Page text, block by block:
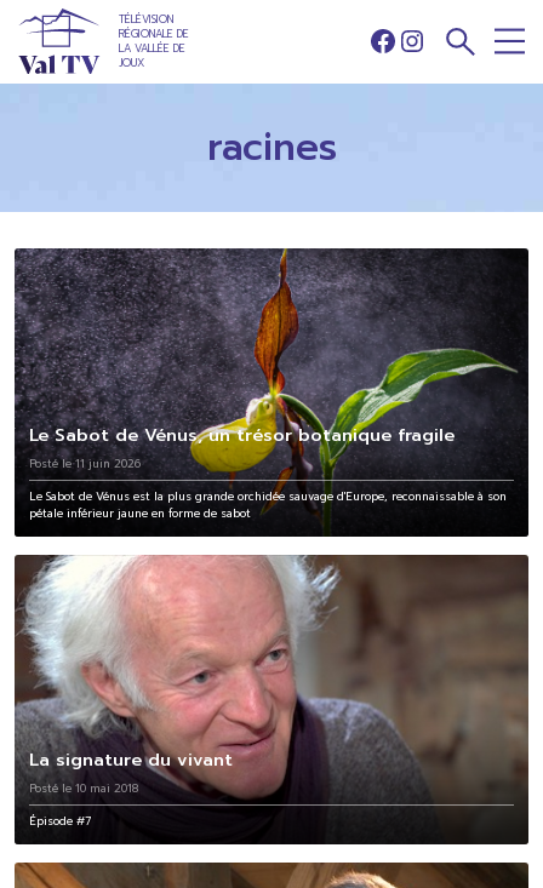
TÉLÉVISION
RÉGIONALE DE
LA VALLÉE DE
JOUX
Facebook
Instagram
racines
Le Sabot de Vénus, un trésor botanique fragile
Posté le 11 juin 2026
Le Sabot de Vénus est la plus grande orchidée sauvage d'Europe, reconnaissable à son
pétale inférieur jaune en forme de sabot
La signature du vivant
Posté le 10 mai 2018
Épisode #7